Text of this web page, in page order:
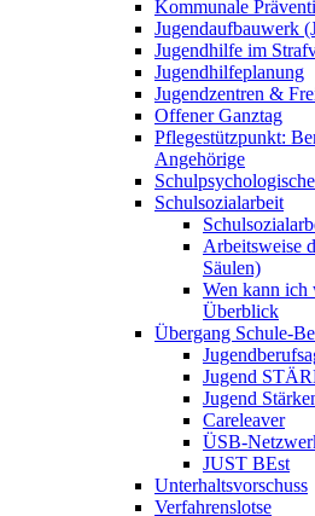
Kommunale
Jugendaufbauwerk
Jugendhilfe im
Jugendhilfeplanung
Jugendzentren &
Offener Ganztag
Pflegestützpunkt:
Angehörige
Schulsozialarbeit
Arbeitsweise
Säulen)
Wen kann ich
Überblick
Übergang Schule-
Jugend
Jugend
Careleaver
ÜSB-
JUST BEst
Unterhaltsvorschuss
Verfahrenslotse